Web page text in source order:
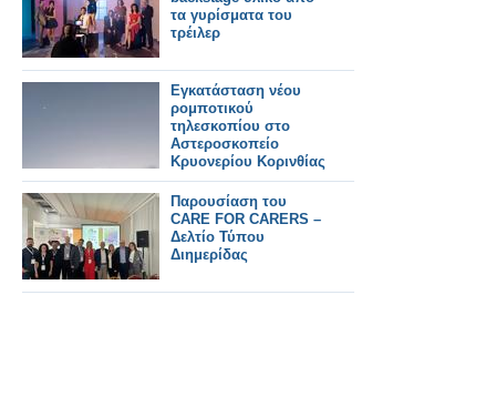
τα γυρίσματα του
τρέιλερ
Εγκατάσταση νέου
ρομποτικού
τηλεσκοπίου στο
Αστεροσκοπείο
Κρυονερίου Κορινθίας
Παρουσίαση του
CARE FOR CARERS –
Δελτίο Τύπου
Διημερίδας